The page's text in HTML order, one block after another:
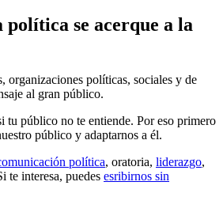
política se acerque a la
organizaciones políticas, sociales y de
al gran público.
tu público no te entiende. Por eso primero
público y adaptarnos a él.
política, oratoria, liderazgo,
te interesa, puedes esribirnos sin